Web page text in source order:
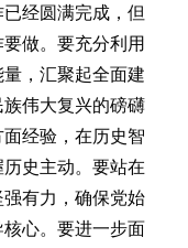
经圆满完成，但
做。要充分利用
，汇聚起全面建
伟大复兴的磅礴
经验，在历史智
史主动。要站在
有力，确保党始
心。要进一步面